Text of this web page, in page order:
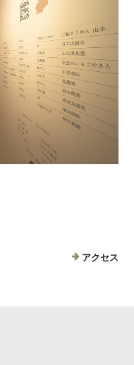
アクセス